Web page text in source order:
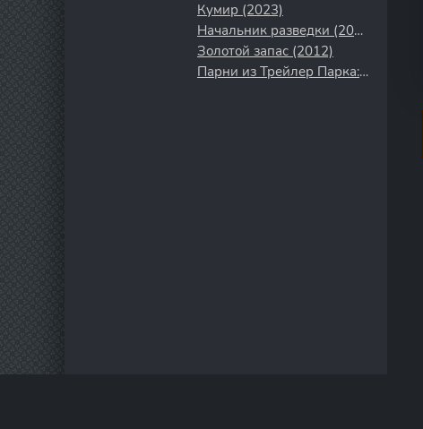
Кумир (2023)
Начальник разведки (2022)
Золотой запас (2012)
Парни из Трейлер Парка: Вне Парка (2016)